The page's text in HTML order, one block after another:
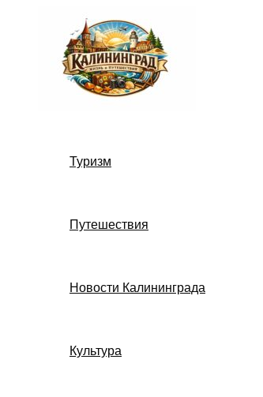
содержимому
Туризм
Путешествия
Новости Калининграда
Культура